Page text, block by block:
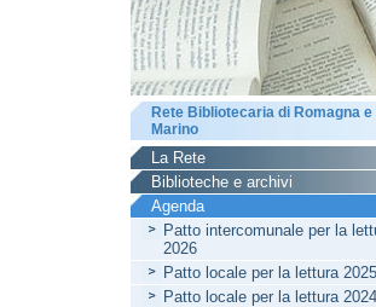
Rete Bibliotecaria di Romagna e
Marino
La Rete
Biblioteche e archivi
Agenda
Patto intercomunale per la
2026
Patto locale per la lettura 2025
Patto locale per la lettura 2024